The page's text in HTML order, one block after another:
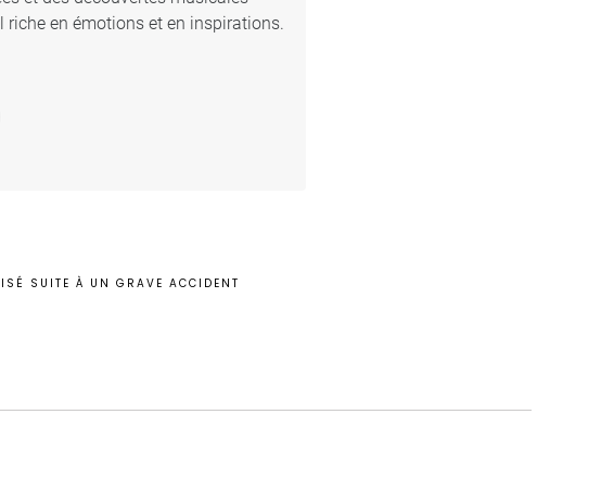
en émotions et en inspirations.
SUITE À UN GRAVE ACCIDENT